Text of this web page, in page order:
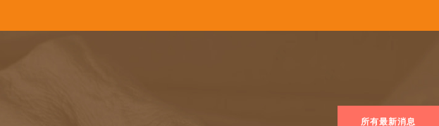
所有最新消息